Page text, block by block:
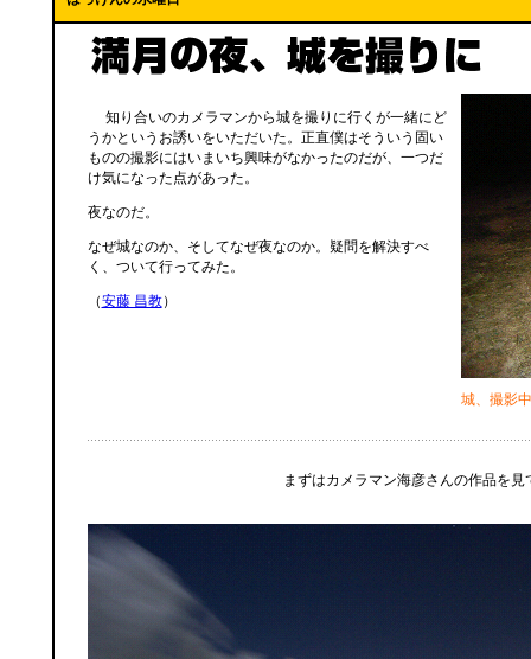
城、撮影
知り合いのカメラマンから城を撮りに行くが一緒にど
うかというお誘いをいただいた。正直僕はそういう固い
ものの撮影にはいまいち興味がなかったのだが、一つだ
け気になった点があった。
夜なのだ。
なぜ城なのか、そしてなぜ夜なのか。疑問を解決すべ
く、ついて行ってみた。
（安藤 昌教）
まずはカメラマン海彦さんの作品を見